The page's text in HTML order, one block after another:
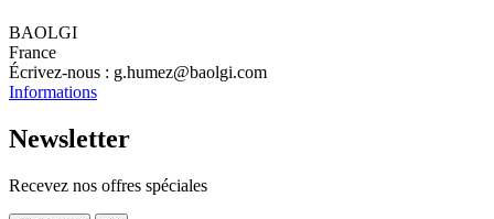
BAOLGI
France
Écrivez-nous : g.humez@baolgi.com
Informations
Newsletter
Recevez nos offres spéciales